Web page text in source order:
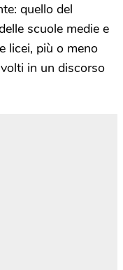
quello del
scuole medie e
licei, più o meno
in un discorso